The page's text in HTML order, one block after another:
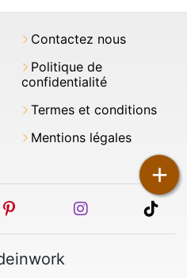
+
Contactez nous
Politique de
confidentialité
Termes et conditions
Mentions légales
pinterest instagram